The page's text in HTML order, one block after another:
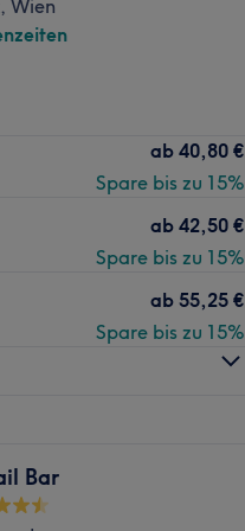
und barrierefrei.
Zurück zur Salonansicht
Nagelstudio, das sich
von
Bedürfnisse der Kunden
angebunden. Die
Station, die nur 2
liegt ebenfalls in
der Kunden zu
den bestmöglichen
Wien
ab 40,80 €
Spare bis zu 15%
ab 42,50 €
Spare bis zu 15%
ab 55,25 €
Spare bis zu 15%
Bar